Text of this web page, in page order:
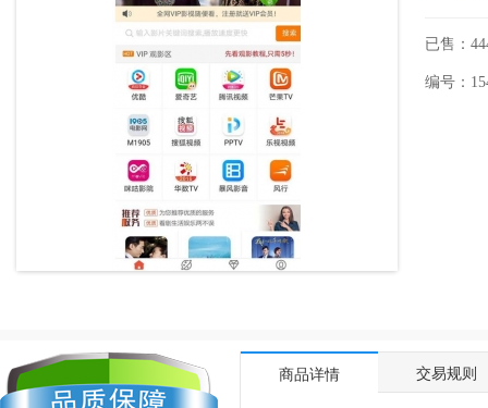
已售：
编号：
商品详情 交易规则